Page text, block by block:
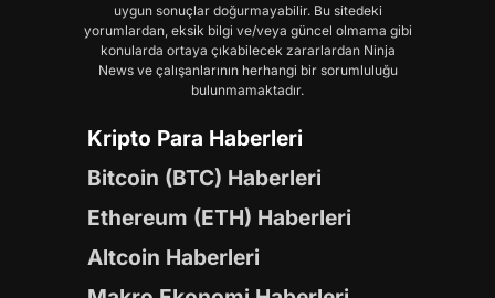
uygun sonuçlar doğurmayabilir. Bu sitedeki
yorumlardan, eksik bilgi ve/veya güncel olmama gibi
konularda ortaya çıkabilecek zararlardan Ninja
News ve çalışanlarının herhangi bir sorumluluğu
bulunmamaktadır.
Kripto Para Haberleri
Bitcoin (BTC) Haberleri
Ethereum (ETH) Haberleri
Altcoin Haberleri